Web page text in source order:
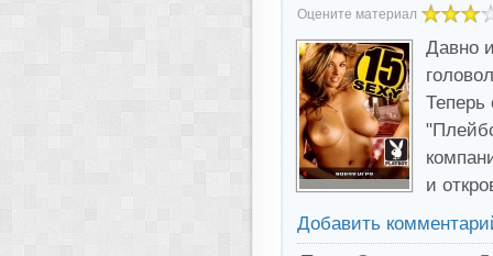
Оцените материал
Давно
Теперь
и
Добавить